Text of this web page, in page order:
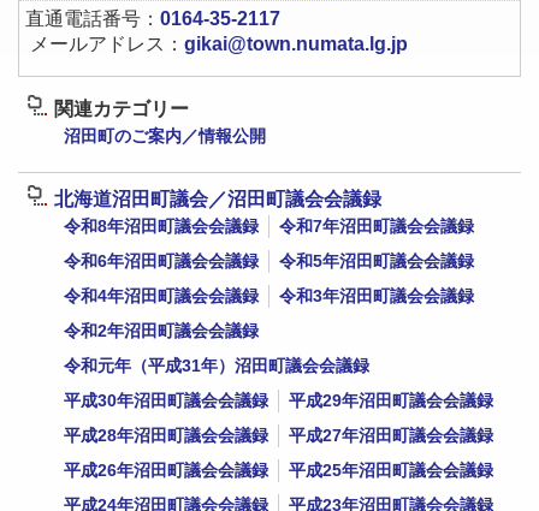
直通電話番号： 0164-35-2117
メールアドレス： gikai@town.numata.lg.jp
関連カテゴリー
沼田町のご案内／情報公開
北海道沼田町議会／沼田町議会会議録
令和8年沼田町議会会議録
令和7年沼田町議会会議録
令和6年沼田町議会会議録
令和5年沼田町議会会議録
令和4年沼田町議会会議録
令和3年沼田町議会会議録
令和2年沼田町議会会議録
令和元年（平成31年）沼田町議会会議録
平成30年沼田町議会会議録
平成29年沼田町議会会議録
平成28年沼田町議会会議録
平成27年沼田町議会会議録
平成26年沼田町議会会議録
平成25年沼田町議会会議録
平成24年沼田町議会会議録
平成23年沼田町議会会議録